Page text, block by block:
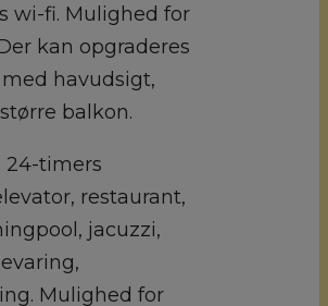
wi-fi. Mulighed for
kan opgraderes
havudsigt,
balkon.
24-timers
restaurant,
jacuzzi,
Mulighed for